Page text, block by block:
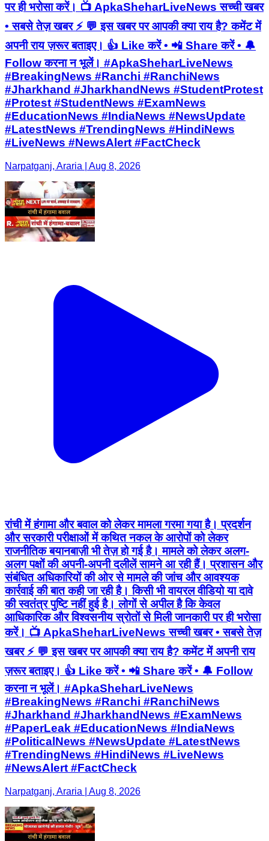
पर ही भरोसा करें। 📺 ApkaSheharLiveNews सच्ची खबर
• सबसे तेज़ खबर ⚡ 💬 इस खबर पर आपकी क्या राय है? कमेंट में
अपनी राय ज़रूर बताइए। 👍 Like करें • 📲 Share करें • 🔔
Follow करना न भूलें। #ApkaSheharLiveNews
#BreakingNews #Ranchi #RanchiNews
#Jharkhand #JharkhandNews #StudentProtest
#Protest #StudentNews #ExamNews
#EducationNews #IndiaNews #NewsUpdate
#LatestNews #TrendingNews #HindiNews
#LiveNews #NewsAlert #FactCheck
Narpatganj, Araria | Aug 8, 2026
रांची में हंगामा और बवाल को लेकर मामला गरमा गया है। प्रदर्शन
और सरकारी परीक्षाओं में कथित नकल के आरोपों को लेकर
राजनीतिक बयानबाज़ी भी तेज़ हो गई है। मामले को लेकर अलग-
अलग पक्षों की अपनी-अपनी दलीलें सामने आ रही हैं। प्रशासन और
संबंधित अधिकारियों की ओर से मामले की जांच और आवश्यक
कार्रवाई की बात कही जा रही है। किसी भी वायरल वीडियो या दावे
की स्वतंत्र पुष्टि नहीं हुई है। लोगों से अपील है कि केवल
आधिकारिक और विश्वसनीय स्रोतों से मिली जानकारी पर ही भरोसा
करें। 📺 ApkaSheharLiveNews सच्ची खबर • सबसे तेज़
खबर ⚡ 💬 इस खबर पर आपकी क्या राय है? कमेंट में अपनी राय
ज़रूर बताइए। 👍 Like करें • 📲 Share करें • 🔔 Follow
करना न भूलें। #ApkaSheharLiveNews
#BreakingNews #Ranchi #RanchiNews
#Jharkhand #JharkhandNews #ExamNews
#PaperLeak #EducationNews #IndiaNews
#PoliticalNews #NewsUpdate #LatestNews
#TrendingNews #HindiNews #LiveNews
#NewsAlert #FactCheck
Narpatganj, Araria | Aug 8, 2026